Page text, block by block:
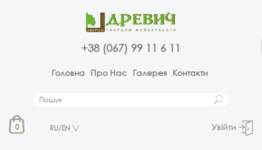
+38 (067) 99 11 6 11
Головна Про Нас Галерея Контакти
0 RU/EN Увійти